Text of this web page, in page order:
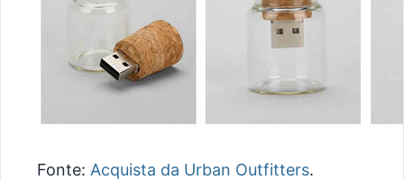
Fonte: Acquista da Urban Outfitters.